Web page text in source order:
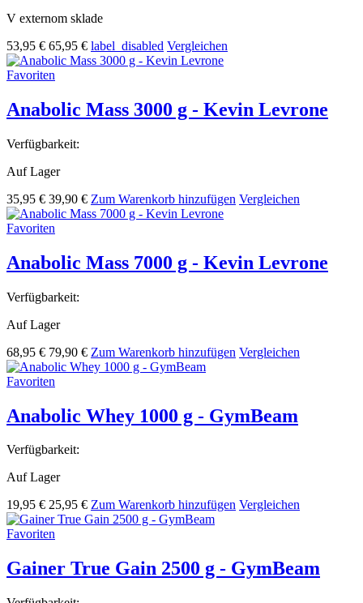
V externom sklade
53,95 € 65,95 € label_disabled Vergleichen
Favoriten
Anabolic Mass 3000 g - Kevin Levrone
Verfügbarkeit:
Auf Lager
35,95 € 39,90 € Zum Warenkorb hinzufügen Vergleichen
Favoriten
Anabolic Mass 7000 g - Kevin Levrone
Verfügbarkeit:
Auf Lager
68,95 € 79,90 € Zum Warenkorb hinzufügen Vergleichen
Favoriten
Anabolic Whey 1000 g - GymBeam
Verfügbarkeit:
Auf Lager
19,95 € 25,95 € Zum Warenkorb hinzufügen Vergleichen
Favoriten
Gainer True Gain 2500 g - GymBeam